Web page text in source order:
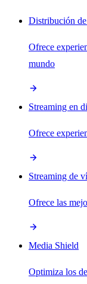
Distribución
Ofrece
mundo
Streaming en
Ofrece
Streaming de
Ofrece las
Media Shield
Optimiza los